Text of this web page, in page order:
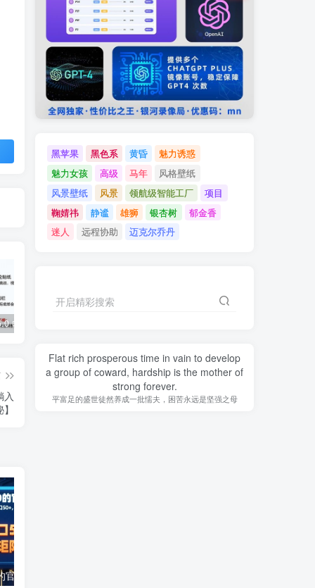
内置模块
入
黑苹果 黑色系 黄昏
魅力诱惑
魅力女孩
高级 马年
风格壁纸
风景壁纸
风景 领航级智能工厂
项目
鞠婧祎
静谧 雄狮 银杏树
郁金香
迷人
远程协助 迈克尔乔丹
开启精彩搜索
Flat rich prosperous time in vain to develop
a group of coward, hardship is the mother of
strong forever.
平富足的盛世徒然养成一批懦夫，困苦永远是坚强之母